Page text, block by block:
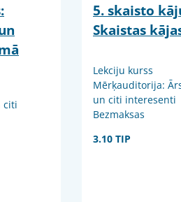
citi
5. skaisto
Skaistas
Lekciju kurss
Mērķauditorija:
un citi interesenti
Bezmaksas
3.10 TIP